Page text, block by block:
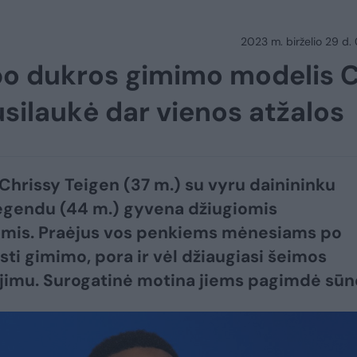
2023 m. birželio 29 d.
dukros gimimo modelis
dar vienos atžalos
Teigen (37 m.) su vyru dainininku
(44 m.) gyvena džiugiomis
Praėjus vos penkiems mėnesiams po
gimimo, pora ir vėl džiaugiasi šeimos
Surogatinė motina jiems pagimdė